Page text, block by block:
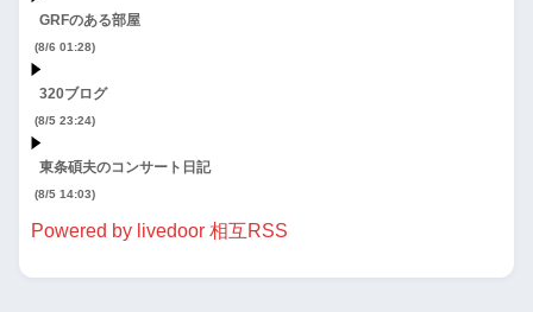
GRFのある部屋
(8/6 01:28)
320ブログ
(8/5 23:24)
東条碩夫のコンサート日記
(8/5 14:03)
Powered by livedoor 相互RSS